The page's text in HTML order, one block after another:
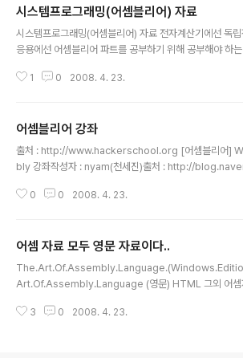
R: 논리합, XOR: 배타적 논리합, NOT:부정, NEG: 부호
H는 0을 넣을 것인가, L은 left ROR: R은 Rotate, 비교
P는 무조건..
시스템프로그래밍(어셈블리어) 자료
시스템프로그래밍(어셈블리어) 자료 전자계산기에선 독
응용에선 어셈블리어 파트를 공부하기 위해 공부해야 하
체제에 대한 소개까지만 있었거든요 암튼 이 내용은 시스
안적혀 있더군요. 그래서 이렇게 올립니다. 이 자료의 모든
조직응용에 나옵니다.
1 0 2008. 4. 23.
어셈블리어 강좌
출처 : http://www.hackerschool.org [어셈블리어]
bly 강좌작성자 : nyam(천세진)출처 : http://
naver.com/zoware.do [어셈블리어] 매크로 어셈블러
og.naver.com/zoware.do [어셈블리어] 어셈블리 초급
정태식출처 : http://blog.naver.com/z..
0 0 2008. 4. 23.
어셈 자료 모두 영문 자료이다..
Art.Of.Assembly.Language (영문) HTML 그외 어
3 0 2008. 4. 23.